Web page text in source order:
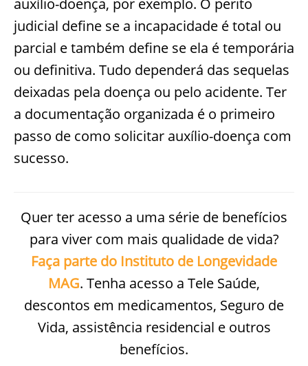
judicial define se a incapacidade é total ou
parcial e também define se ela é temporária
ou definitiva. Tudo dependerá das sequelas
deixadas pela doença ou pelo acidente. Ter
a documentação organizada é o primeiro
passo de como solicitar auxílio-doença com
sucesso.
Quer ter acesso a uma série de benefícios
para viver com mais qualidade de vida?
Faça parte do Instituto de Longevidade
MAG. Tenha acesso a Tele Saúde,
descontos em medicamentos, Seguro de
Vida, assistência residencial e outros
benefícios.